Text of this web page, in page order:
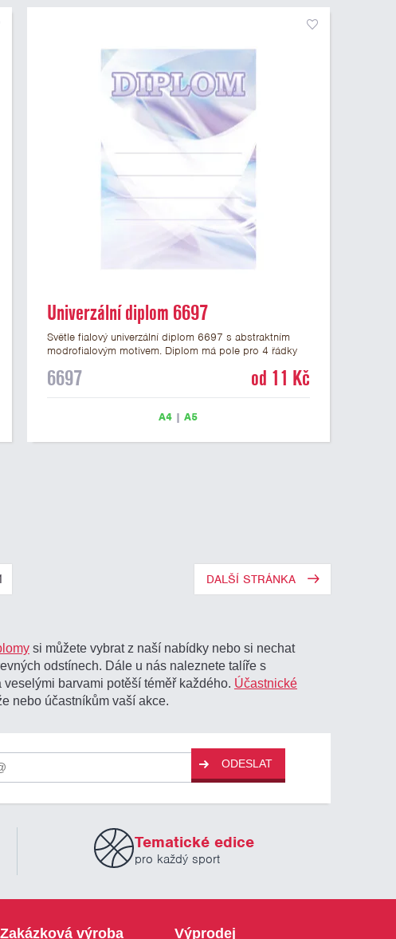
Univerzální diplom 6697
Světle fialový univerzální diplom 6697 s abstraktním
modrofialovým motivem. Diplom má pole pro 4 řádky
diplom 6697 máme ve formátu A4 a A5. Papírový
6697 od 11 Kč
A4 |A5
DALŠÍ STRÁNKA
si můžete vybrat z naší nabídky nebo si nechat
odstínech. Dále u nás naleznete talíře s
barvami potěší téměř každého. Účastnické
nebo účastníkům vaší akce.
ODESLAT
Tematické edice
pro každý sport
Zakázková výroba Výprodej